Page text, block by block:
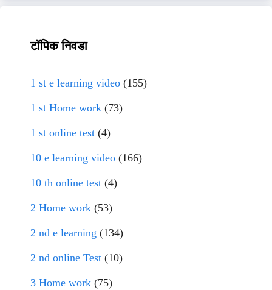
टॉपिक निवडा
1 st e learning video (155)
1 st Home work (73)
1 st online test (4)
10 e learning video (166)
10 th online test (4)
2 Home work (53)
2 nd e learning (134)
2 nd online Test (10)
3 Home work (75)